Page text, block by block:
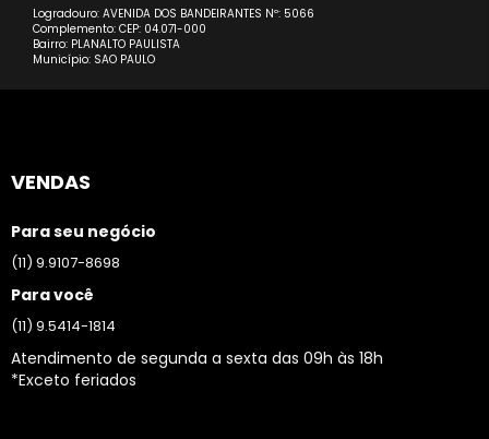
Logradouro: AVENIDA DOS BANDEIRANTES Nº: 5066
Complemento: CEP: 04.071-000
Bairro: PLANALTO PAULISTA
Município: SAO PAULO
VENDAS
Para seu negócio
(11) 9.9107-8698
Para você
(11) 9.5414-1814
Atendimento de segunda a sexta das 09h às 18h
*Exceto feriados